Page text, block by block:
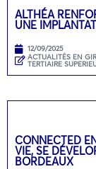
ALTHÉA
UNE
12/09/2025
ACTUALITÉS EN
TERTIAIRE
CONNECTED
VIE, SE
BORDEAUX